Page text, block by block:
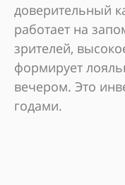
доверительный
работает на
зрителей,
формирует
вечером. Это
годами.